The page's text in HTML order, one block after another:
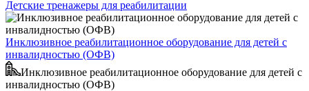
Детские тренажеры для реабилитации
Инклюзивное реабилитационное оборудование для детей с
инвалидностью (ОФВ)
Инклюзивное реабилитационное оборудование для детей с
инвалидностью (ОФВ)